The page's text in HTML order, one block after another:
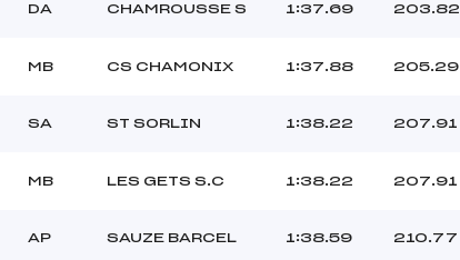
DA CHAMROUSSE S 1:37.69 203.82
MB CS CHAMONIX 1:37.88 205.29
SA ST SORLIN 1:38.22 207.91
MB LES GETS S.C 1:38.22 207.91
AP SAUZE BARCEL 1:38.59 210.77